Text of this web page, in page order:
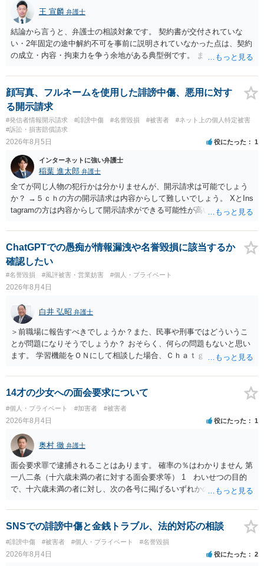
王 宣麟 弁護士
結論から言うと、弁護士の相談対象です。 契約書が交付されていな
い・2年固定の途中解約不可を事前に説明されていなかった点は、契約
の成立・内容・拘束力を争う余地がある典型例です。 まずは、運営と
みてはいかがでしょうか。 また同時並行で（もしまだされていないの
であれば）書面で退所意思の明確化はしておくべきだと考えます。
顔写真、フルネームを使用した誹謗中傷、悪用に対す
る開示請求
#発信者情報開示請求 #誹謗中傷 #名誉毀損 #被害者
#ネット上の個人特定被害
#訴訟・損害賠償請求
2026年8月5日 役にたった 1
インターネットに強い弁護士
稲葉 進太郎 弁護士
全てが同じ人物の犯行かは分かりませんが、開示請求は可能でしょう
か？ →５ｃｈの方の開示請求は内容からして難しいでしょう。 XとIns
tagramの方は内容からして開示請求ができる可能性が高いでしょう。
いでしょう。７月中にアカウントが削除されている場合、今から進め
ても失敗する可能性が高いように思われます。 相手を特定できた場
合、相手に全ての弁護士費用を負担させることは可能でしょうか？ →
訴訟外の交渉で相手方が認めれば負担させることができるでしょう。
訴訟で判決となった場合は、実際の弁護士費用が認められる場合と認
められない場合があり何ともいえないところでしょう。
ChatGPTでの愚痴が情報漏洩や名誉毀損に該当するか
確認したい
#名誉毀損 #風評被害・営業妨害 #個人・プライベート
2026年8月4日
白井 弘昭 弁護士
＞前職場に報告すべきでしょうか？また、民事や刑事ではどういうこ
とが問題になりそうでしょうか？ おそらく、何らの問題もないと思い
ます。 学習機能をＯＮにして相談した場合、Ｃｈａｔｇｐｔがｏｐｅ
する可能性がありますが、個人名や会社名を特定していない限り、一
般論として抽象化されて回答に織り込まれる可能性が生じるにすぎま
せんので、その情報自体が、秘密情報に当たるとは思えませんし、名
誉棄損として、個人や会社に対する誹謗中傷の不特定多数への公開に
当たるとも思われません。 もちろん、誰がその内容をｃｈａｔｇｐｔ
に入力したかも第三者にしられることはないので、個人や会社の特定
をせずに書き込んだことで（おそらく特定して書き込んだとして
も）、相談者さんが刑事民事の責任に問われることはないでしょう。
私見ながらご参考まで。
14才の少女への面会要求について
#個人・プライベート #加害者 #被害者
2026年8月4日 役にたった 1
奥村 徹 弁護士
面会要求罪で逮捕されることはあります。 確率の％はわかりません 第
一八二条（十六歳未満の者に対する面会要求等） 1 わいせつの目的
で、十六歳未満の者に対し、次の各号に掲げるいずれかの行為をした
が生まれた日より五年以上前の日に生まれた者に限る。）は、一年以
下の拘禁刑又は五十万円以下の罰金に処する。 一 威迫し、偽計を用
い又は誘惑して面会を要求すること。 二 拒まれたにもかかわらず、
反復して面会を要求すること。 三 金銭その他の利益を供与し、又は
その申込み若しくは約束をして面会を要求すること。 2前項の罪を犯
SNSでの誹謗中傷と金銭トラブル、法的対応の相談
#誹謗中傷 #被害者 #個人・プライベート #名誉毀損
2026年8月4日 役にたった 2